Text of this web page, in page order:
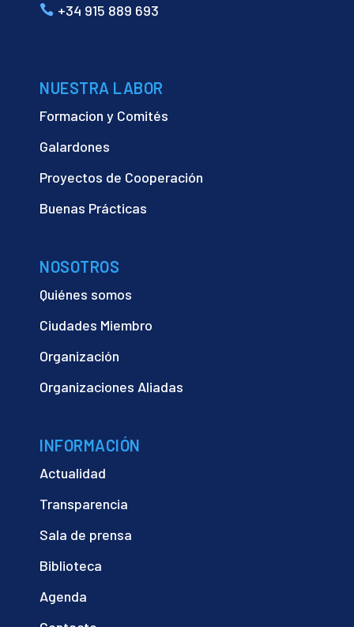
+34 915 889 693
NUESTRA LABOR
Formacion y Comités
Galardones
Proyectos de Cooperación
Buenas Prácticas
NOSOTROS
Quiénes somos
Ciudades Miembro
Organización
Organizaciones Aliadas
INFORMACIÓN
Actualidad
Transparencia
Sala de prensa
Biblioteca
Agenda